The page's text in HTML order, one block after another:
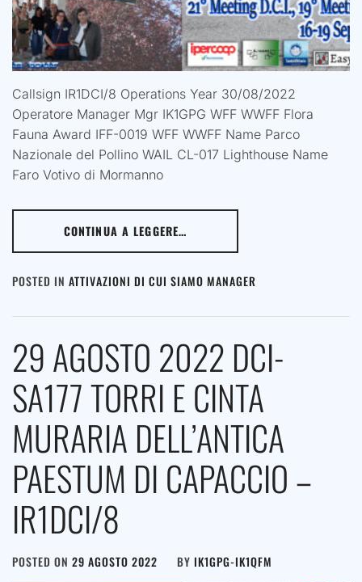
Callsign IR1DCI/8 Operations Year 30/08/2022
Operatore Manager Mgr IK1GPG WFF WWFF Flora
Fauna Award IFF-0019 WFF WWFF Name Parco
Nazionale del Pollino WAIL CL-017 Lighthouse Name
Faro Votivo di Mormanno
CONTINUA A LEGGERE…
POSTED IN ATTIVAZIONI DI CUI SIAMO MANAGER
29 AGOSTO 2022 DCI-
SA177 TORRI E CINTA
MURARIA DELL’ANTICA
PAESTUM DI CAPACCIO –
IR1DCI/8
POSTED ON 29 AGOSTO 2022 BY IK1GPG-IK1QFM